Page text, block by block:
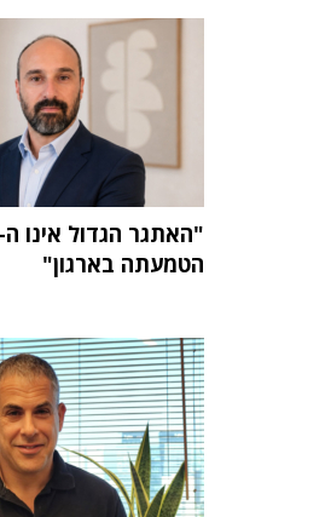
הטמעתה בארגון"